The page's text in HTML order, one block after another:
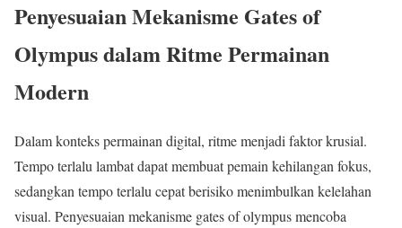
Penyesuaian Mekanisme Gates of
Olympus dalam Ritme Permainan
Modern
Dalam konteks permainan digital, ritme menjadi faktor krusial.
Tempo terlalu lambat dapat membuat pemain kehilangan fokus,
sedangkan tempo terlalu cepat berisiko menimbulkan kelelahan
visual. Penyesuaian mekanisme gates of olympus mencoba